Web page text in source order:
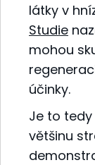
látky v
Studie
mohou
účinky.
Je to tedy
většinu